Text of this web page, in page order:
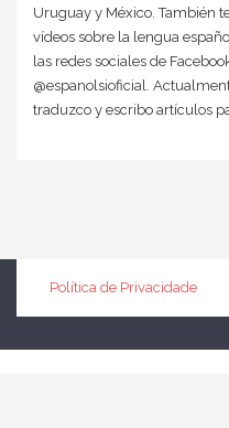
Uruguay y México. También
vídeos sobre la lengua
las redes sociales de
@espanolsioficial.
traduzco y escribo artículos
Política de Privacidade